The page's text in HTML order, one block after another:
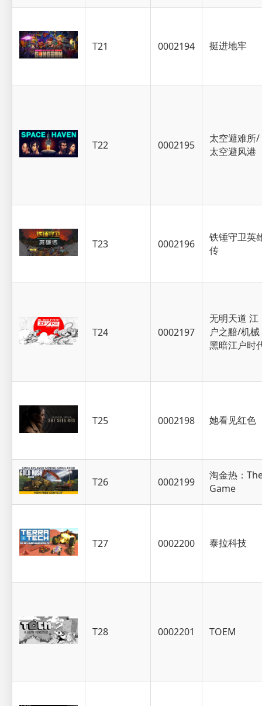
T21 0002194 挺进地牢
T22 0002195
太空避难所/
太空避风港
T23 0002196
铁锤守卫英
传
T24 0002197
无明天道 江
户之黯/机械
黑暗江户时
T25 0002198 她看见红色
T26 0002199
淘金热：
Game
T27 0002200 泰拉科技
T28 0002201 TOEM